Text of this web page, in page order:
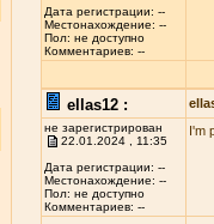
Дата регистрации: --
Местонахождение: --
Пол: не доступно
Комментариев: --
ellas12 :
не зарегистрирован
22.01.2024 , 11:35
Дата регистрации: --
Местонахождение: --
Пол: не доступно
Комментариев: --
I'm